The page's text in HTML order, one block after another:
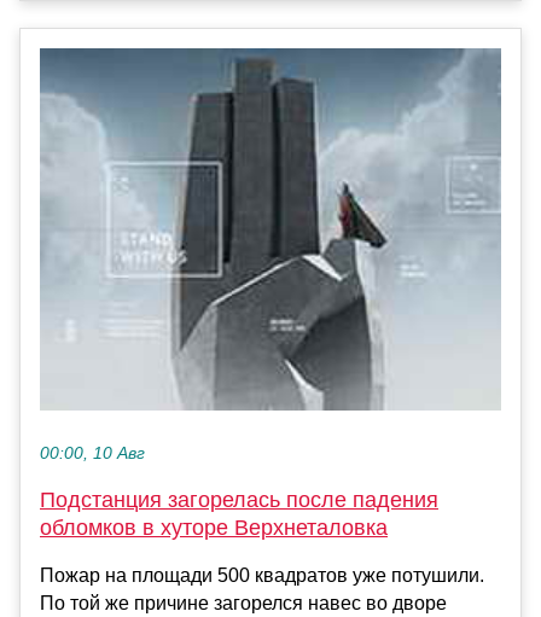
00:00, 10 Авг
Подстанция загорелась после падения
обломков в хуторе Верхнеталовка
Пожар на площади 500 квадратов уже потушили.
По той же причине загорелся навес во дворе